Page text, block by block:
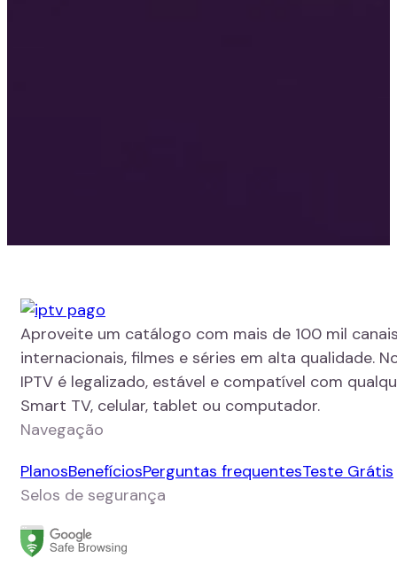
Aproveite um catálogo com mais de 100 mil
internacionais, filmes e séries em alta qualidade.
IPTV é legalizado, estável e compatível com
Smart TV, celular, tablet ou computador.
Navegação
PlanosBenefíciosPerguntas frequentesTeste Grátis
Selos de segurança